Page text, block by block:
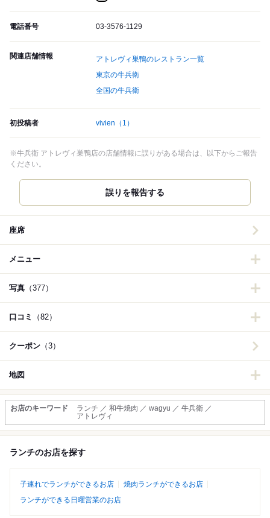
電話番号 03-3576-1129
関連店舗情報
アトレヴィ巣鴨のレストラン一覧
東京の牛兵衛
全国の牛兵衛
初投稿者 vivien （1）
※牛兵衛 アトレヴィ巣鴨店の店舗情報に誤りがある場合は、以下からご報告
ください。
誤りを報告する
座席
メニュー
写真 （377）
口コミ （82）
クーポン （3）
地図
お店のキーワード
ランチ ／ 和牛焼肉 ／ wagyu ／ 牛兵衛 ／
アトレヴィ
ランチのお店を探す
子連れでランチができるお店
焼肉ランチができるお店
ランチができる日曜営業のお店